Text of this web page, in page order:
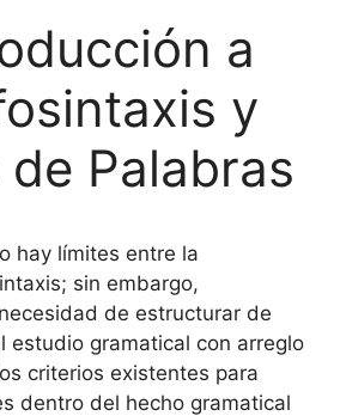
a
y
Palabras
hay límites entre la
sin embargo,
de estructurar de
estudio gramatical con arreglo
criterios existentes para
dentro del hecho gramatical